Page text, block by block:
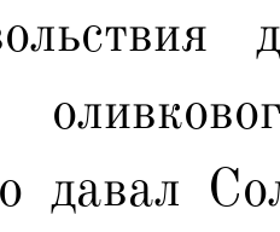
давал